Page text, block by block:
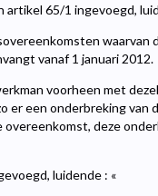
65/1 ingevoegd,
waarvan
vanaf 1 januari 2012.
voorheen met
er een onderbreking van
deze
luidende : «